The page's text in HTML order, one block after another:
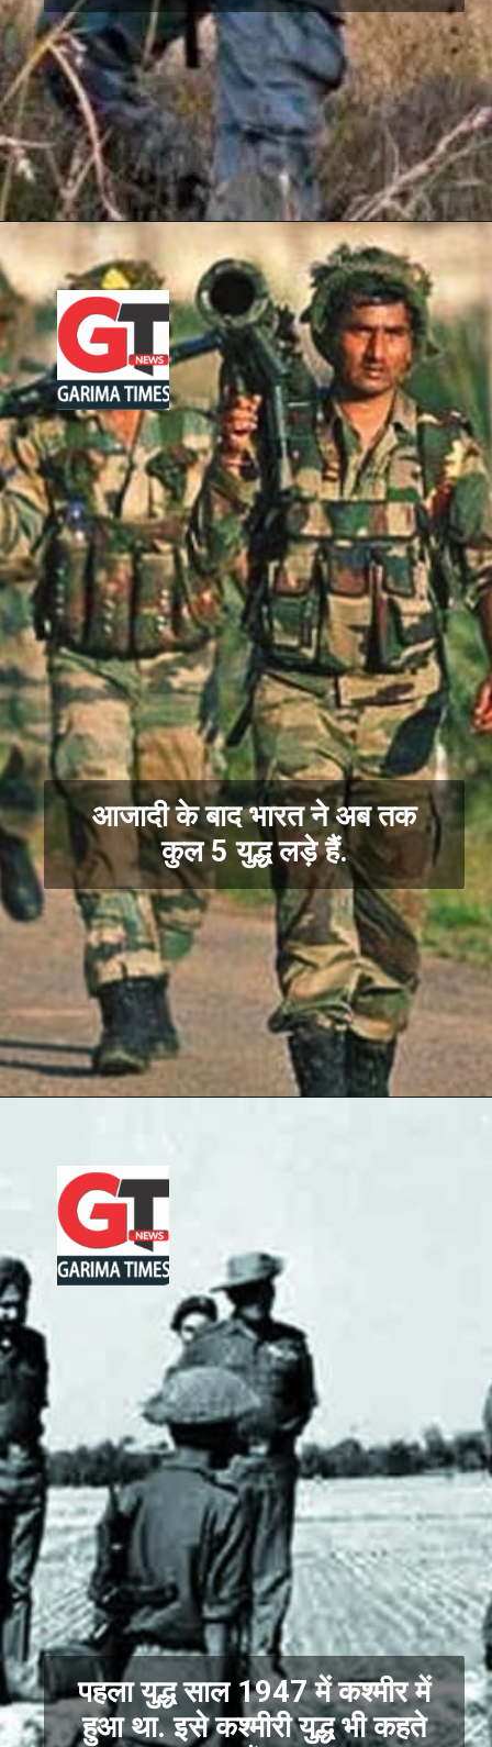
आजादी के बाद भारत ने अब तक
कुल 5 युद्ध लड़े हैं.
पहला युद्ध साल 1947 में कश्मीर में
हुआ था. इसे कश्मीरी युद्ध भी कहते